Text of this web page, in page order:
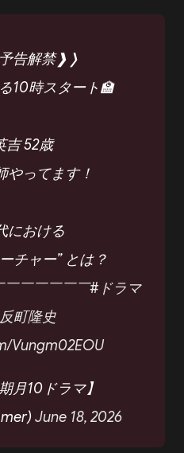
告解禁❱❭
10時スタート🏫
吉 52歳
やってます！
における
チャー” とは？
￣￣￣￣￣￣#ドラマ
町隆史
Vungm02EOU
月10ドラマ】
June 18, 2026